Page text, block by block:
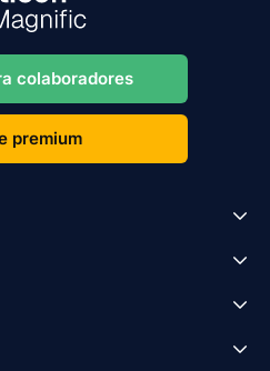
colaboradores
premium